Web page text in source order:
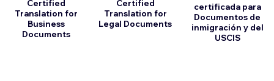
Certified
Translation for
Business
Documents
Certified
Translation for
Legal Documents
certificada para
Documentos de
inmigración y del
USCIS